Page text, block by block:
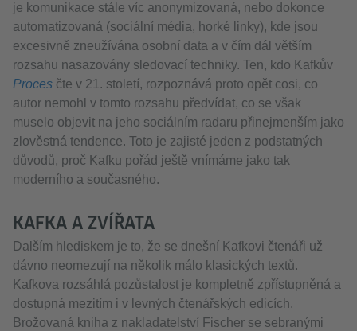
je komunikace stále víc anonymizovaná, nebo dokonce
automatizovaná (sociální média, horké linky), kde jsou
excesivně zneužívána osobní data a v čím dál větším
rozsahu nasazovány sledovací techniky. Ten, kdo Kafkův
Proces čte v 21. století, rozpoznává proto opět cosi, co
autor nemohl v tomto rozsahu předvídat, co se však
muselo objevit na jeho sociálním radaru přinejmenším jako
zlověstná tendence. Toto je zajisté jeden z podstatných
důvodů, proč Kafku pořád ještě vnímáme jako tak
moderního a současného.
KAFKA A ZVÍŘATA
Dalším hlediskem je to, že se dnešní Kafkovi čtenáři už
dávno neomezují na několik málo klasických textů.
Kafkova rozsáhlá pozůstalost je kompletně zpřístupněná a
dostupná mezitím i v levných čtenářských edicích.
Brožovaná kniha z nakladatelství Fischer se sebranými